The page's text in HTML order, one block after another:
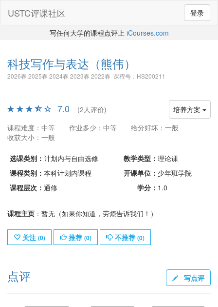
登录
USTC评课社区
写任何大学的课程点评上 iCourses.com
科技写作与表达 （熊伟）
2026春 2025春 2024春 2023春 2022春 课程号：HS200211
培养方案
7.0
(2人评价)
课程难度：中等
作业多少：中等
给分好坏：一般
收获大小：一般
选课类别： 计划内与自由选修 教学类型： 理论课
课程类别： 本科计划内课程 开课单位： 少年班学院
课程层次： 通修 学分： 1.0
课程主页 ：暂无（如果你知道，劳烦告诉我们！）
关注 (0) 推荐 (0) 不推荐 (0)
点评 写点评